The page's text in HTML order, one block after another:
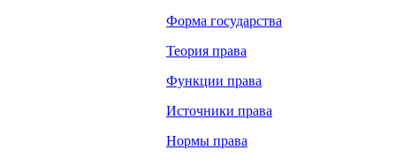
Форма государства
Теория права
Функции права
Источники права
Нормы права